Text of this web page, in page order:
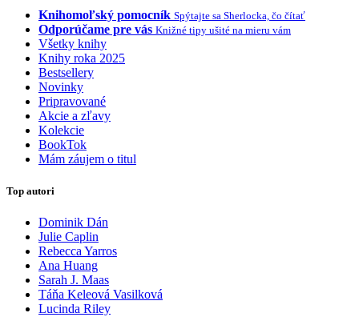
Knihomoľský pomocník Spýtajte sa Sherlocka, čo čítať
Odporúčame pre vás Knižné tipy ušité na mieru vám
Všetky knihy
Knihy roka 2025
Bestsellery
Novinky
Pripravované
Akcie a zľavy
Kolekcie
BookTok
Mám záujem o titul
Top autori
Dominik Dán
Julie Caplin
Rebecca Yarros
Ana Huang
Sarah J. Maas
Táňa Keleová Vasilková
Lucinda Riley